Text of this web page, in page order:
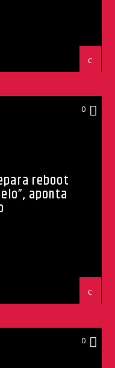
0
reboot
aponta
0